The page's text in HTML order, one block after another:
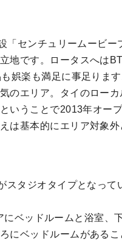
センチュリームービー
地です。ロータスへは
娯楽も満足に事足ります
のエリア。タイのロー
いうことで2013年オー
は基本的にエリア対象外
タジオタイプとなって
ベッドルームと浴室、
にベッドルームがある